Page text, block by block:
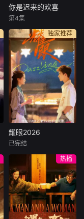
终在“守护山河，也
守护你”的共同信念
你是迟来的欢喜
郑合惠子
李俊贤
28岁的阮喻以自己
的情感经历为原型
创作小说并发布在
网上。但没想到，
她的小说情节被网
友指出有抄袭嫌
疑。阮喻决定维
权，几经波折确定
合作的知识产权律
暗恋对象、也是自
己小说男主的原型
许淮颂。两
你是迟来的欢喜
第4集
独家推荐
耀眼2026
每天 更2讲述了落
难千金晴也和小镇
“野草男”邢武互相
救赎、破镜重圆的
故事。
耀眼2026
已完结
热播